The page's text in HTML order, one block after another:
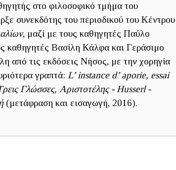
στο φιλοσοφικό τμήμα του
συνεκδότης του περιοδικού του Κέντρου
, μαζί με τους καθηγητές Παύλο
καθηγητές Βασίλη Κάλφα και Γεράσιμο
από τις εκδόσεις Νήσος, με την χορηγία
γραπτά: L’ instance d’ aporie, essai
Γλώσσες, Αριστοτέλης - Husserl -
(μετάφραση και εισαγωγή, 2016).